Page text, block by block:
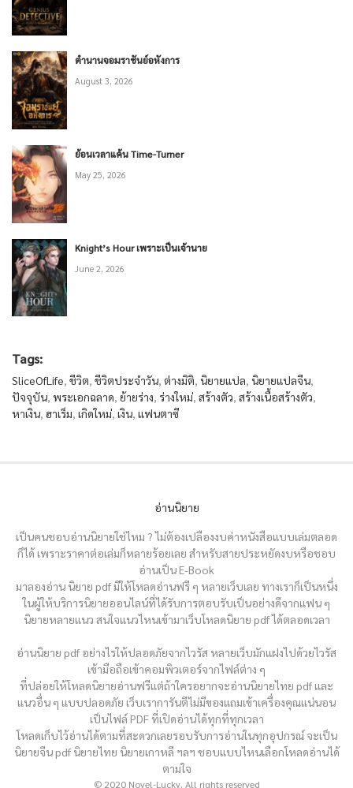
ตำนานจอมราชันย์อหังการ
August 3, 2026
ย้อนเวลาแค้น Time-Turner
May 25, 2026
Knight’s Hour เพราะเป็นเจ้านาย
June 2, 2026
Tags:
SliceOfLife, ชีวิต, ชีวิตประจำวัน, ต่างมิติ, นิยายแปล, นิยายแปลจีน,
ปัจจุบัน, พระเอกฉลาด, ย้ายร่าง, ร่างใหม่, สร้างตัว, สร้างเนื้อสร้างตัว,
หาเงิน, ฮาเร็ม, เกิดใหม่, เงิน, แฟนตาซี
อ่านนิยาย
เป็นคนชอบอ่านนิยายใช่ไหม ? ไม่ต้องเปลืองงบค่าหนังสือแบบเล่มตลอด
ก็ได้ เพราะราคาต่อเล่มก็หลายร้อยเลย สำหรับสายประหยัดงบหรือชอบ
อ่านเป็น E-Book
มาลองอ่าน นิยาย pdf มีให้โหลดอ่านฟรี ๆ หลายเว็บเลย ทางเราก็เป็นหนึ่ง
ในผู้ให้บริการนิยายออนไลน์ที่ได้รับการตอบรับเป็นอย่างดีจากแฟน ๆ
นิยายหลายแนว สนใจแนวไหนเข้ามาเว็บโหลดนิยาย pdf ได้ตลอดเวลา
อ่านนิยาย pdf อย่างไรให้ปลอดภัยจากไวรัส หลายเว็บมักแฝงไปด้วยไวรัส
เข้ามือถือเข้าคอมพิวเตอร์จากไฟล์ต่าง ๆ
ที่ปล่อยให้โหลดนิยายอ่านฟรีแต่ถ้าใครอยากจะอ่านนิยายไทย pdf และ
แนวอื่น ๆ แบบปลอดภัย เว็บเราการันตีไม่มีของแถมเข้าเครื่องคุณแน่นอน
เป็นไฟล์ PDF ที่เปิดอ่านได้ทุกที่ทุกเวลา
โหลดเก็บไว้อ่านได้ตามที่สะดวกเลยรอบรับการอ่านในทุกอุปกรณ์ จะเป็น
นิยายจีน pdf นิยายไทย นิยายเกาหลี ฯลฯ ชอบแบบไหนเลือกโหลดอ่านได้
ตามใจ
© 2020 Novel-Lucky. All rights reserved